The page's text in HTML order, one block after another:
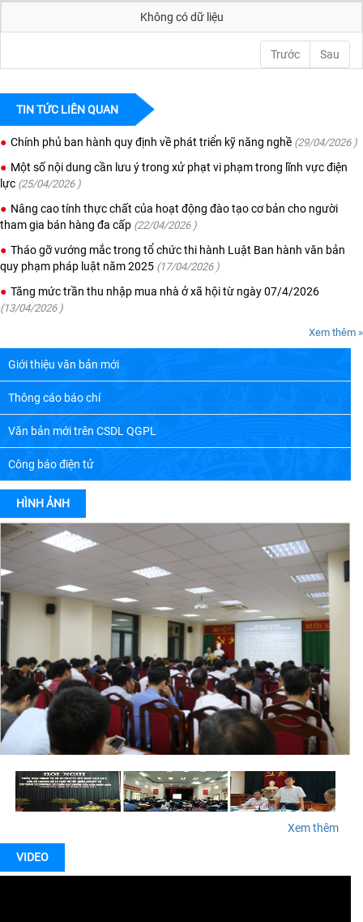
Giới thiệu văn bản mới
Thông cáo báo chí
Văn bản mới trên CSDL QGPL
Công báo điện tử
HÌNH ẢNH
Xem thêm
VIDEO
Không có dữ liệu
Trước Sau
TIN TỨC LIÊN QUAN
Chính phủ ban hành quy định về phát triển kỹ năng nghề (29/04/2026 )
Một số nội dung cần lưu ý trong xử phạt vi phạm trong lĩnh vực điện
lực (25/04/2026 )
Nâng cao tính thực chất của hoạt động đào tạo cơ bản cho người
tham gia bán hàng đa cấp (22/04/2026 )
Tháo gỡ vướng mắc trong tổ chức thi hành Luật Ban hành văn bản
quy phạm pháp luật năm 2025 (17/04/2026 )
Tăng mức trần thu nhập mua nhà ở xã hội từ ngày 07/4/2026
(13/04/2026 )
Xem thêm »